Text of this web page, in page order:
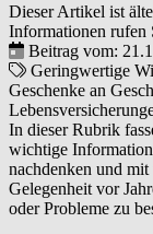
Dieser Artikel ist
Informationen rufen
Beitrag vom:
Geringwertige
Geschenke an
In dieser Rubrik
wichtige
nachdenken und
Gelegenheit vor
oder Probleme zu